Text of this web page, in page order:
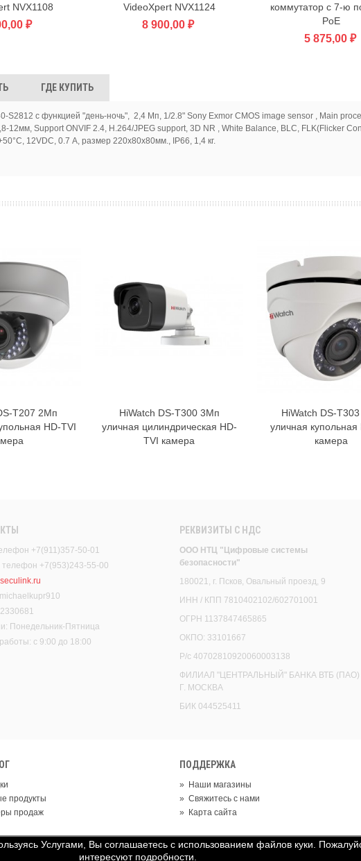
NVX1108
₽
VideoXpert NVX1124
8 900,00 ₽
коммутатор с 7-ю
PoE
5 875,00 ₽
ГДЕ КУПИТЬ
S2812 с функцией "день-ночь", 2,4 Мп, 1/2.8" Sony Exmor CMOS image sensor , Main
12мм, Support ONVIF 2.4, H.264/JPEG support, 3D NR , White Balance, BLC, FLK(Flicker
12VDC, 0.7 А, размер 220х80x80мм., IP66, 1,4 кг.
корзину
T207 2Мп
HD-TVI
В корзину
HiWatch DS-T300 3Мп
уличная цилиндрическая HD-
TVI камера
В корзину
HiWatch DS-
уличная купольная
камера
+7(911)357-50-01
телефон +7(953)243-55-00
Понедельник-Пятница
с 9:00 до 18:00
РЕКВИЗИТЫ C НДС
ООО НТЦ "Цифровые системы
безопасности"
180021, г. Псков, Овальный проезд, 9
ИНН / КПП 7810402102/602701001
ОГРН 1137847465865
ОКПО: 33101667
Р/с 40702810920060003138
ФИЛИАЛ "ЦЕНТРАЛЬНЫЙ" БАНКА ВТБ (ПАО)
Г. МОСКВА
БИК 044525411
продукты
продаж
ПОДДЕРЖКА
» Наши магазины
» Свяжитесь с нами
» Карта сайта
Услугами, Вы соглашаетесь с использованием файлов куки.
интересуют подробности.